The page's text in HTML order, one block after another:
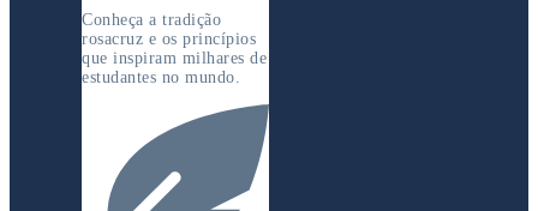
Conheça a tradição
rosacruz e os princípios
que inspiram milhares de
estudantes no mundo.